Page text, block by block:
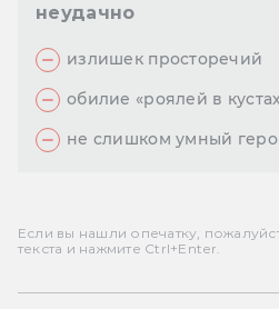
неудачно
излишек просторечий
обилие «роялей в
не слишком умный
Если вы нашли опечатку,
текста и нажмите Ctrl+Enter.